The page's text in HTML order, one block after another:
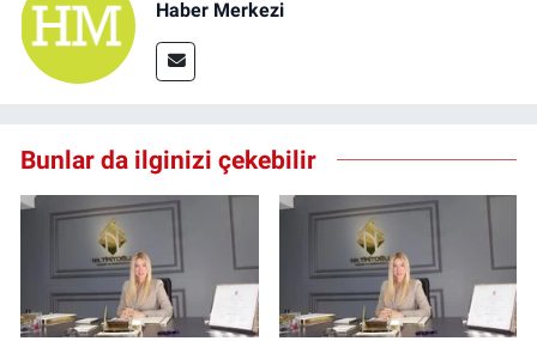
Haber Merkezi
Bunlar da ilginizi çekebilir